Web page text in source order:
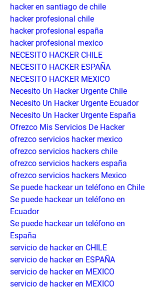
hacker en santiago de chile
hacker profesional chile
hacker profesional españa
hacker profesional mexico
NECESITO HACKER CHILE
NECESITO HACKER ESPAÑA
NECESITO HACKER MEXICO
Necesito Un Hacker Urgente Chile
Necesito Un Hacker Urgente Ecuador
Necesito Un Hacker Urgente España
Ofrezco Mis Servicios De Hacker
ofrezco servicios hacker mexico
ofrezco servicios hackers chile
ofrezco servicios hackers españa
ofrezco servicios hackers Mexico
Se puede hackear un teléfono en Chile
Se puede hackear un teléfono en
Ecuador
Se puede hackear un teléfono en
España
servicio de hacker en CHILE
servicio de hacker en ESPAÑA
servicio de hacker en MEXICO
servicio de hacker en MEXICO